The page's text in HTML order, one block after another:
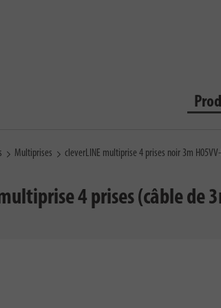
Multiprises cleverLINE multiprise 4 prises noir 3m
4 prises (câble